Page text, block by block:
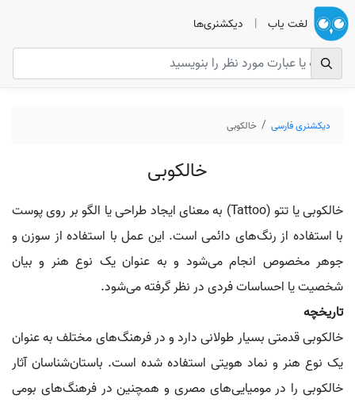
لغت یاب | دیکشنری‌ها
دیکشنری فارسی خالکوبی
خالکوبی
خالکوبی یا تتو (Tattoo) به معنای ایجاد طراحی یا الگو بر روی پوست
با استفاده از رنگ‌های دائمی است. این عمل با استفاده از سوزن و
جوهر مخصوص انجام می‌شود و به عنوان یک نوع هنر و بیان
شخصیت یا احساسات فردی در نظر گرفته می‌شود.
تاریخچه
خالکوبی قدمتی بسیار طولانی دارد و در فرهنگ‌های مختلف به عنوان
یک نوع هنر و نماد هویتی استفاده شده است. باستان‌شناسان آثار
خالکوبی را در مومیایی‌های مصری و همچنین در فرهنگ‌های بومی